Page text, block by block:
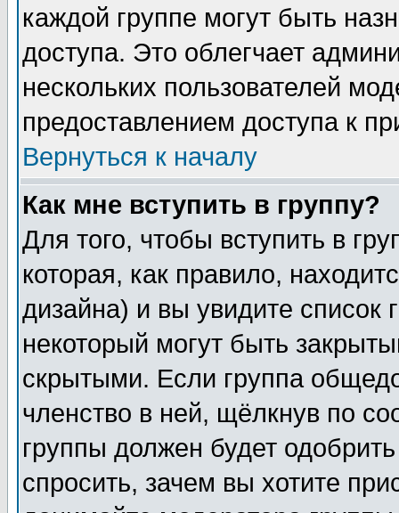
каждой группе могут быть
доступа. Это облегчает
нескольких пользователей
предоставлением доступа к
Вернуться к началу
Как мне вступить в группу?
Для того, чтобы вступить в
которая, как правило,
дизайна) и вы увидите список
некоторый могут быть
скрытыми. Если группа
членство в ней, щёлкнув по
группы должен будет
спросить, зачем вы хотите